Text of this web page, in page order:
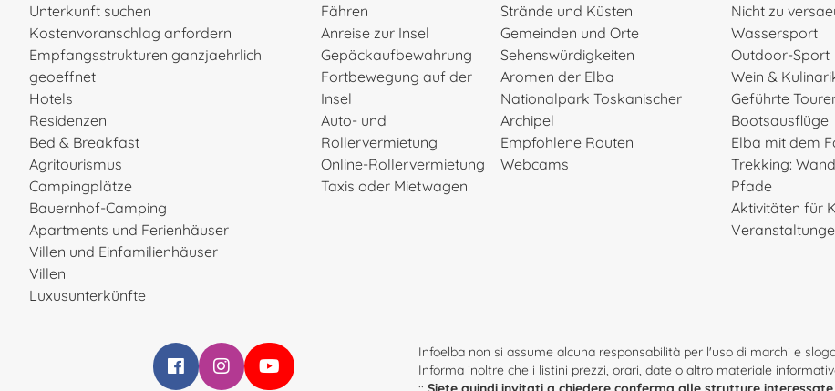
Unterkunft suchen
Kostenvoranschlag anfordern
Empfangsstrukturen ganzjaehrlich
geoeffnet
Hotels
Residenzen
Bed & Breakfast
Agritourismus
Campingplätze
Bauernhof-Camping
Apartments und Ferienhäuser
Villen und Einfamilienhäuser
Villen
Luxusunterkünfte
Fähren
Anreise zur Insel
Gepäckaufbewahrung
Fortbewegung auf der
Insel
Auto- und
Rollervermietung
Online-Rollervermietung
Taxis oder Mietwagen
Strände und Küsten
Gemeinden und Orte
Sehenswürdigkeiten
Aromen der Elba
Nationalpark Toskanischer
Archipel
Empfohlene Routen
Webcams
Nicht zu
Wassersport
Outdoor-Sport
Wein &
Geführte
Bootsausflüge
Elba mit dem
Trekking:
Pfade
Aktivitäten für
Infoelba su Facebook
Infoelba su Instagram
Infoelba su YouTube
Infoelba non si assume alcuna responsabilità per l'uso di marchi e
Informa inoltre che i listini prezzi, orari, date o altro materiale